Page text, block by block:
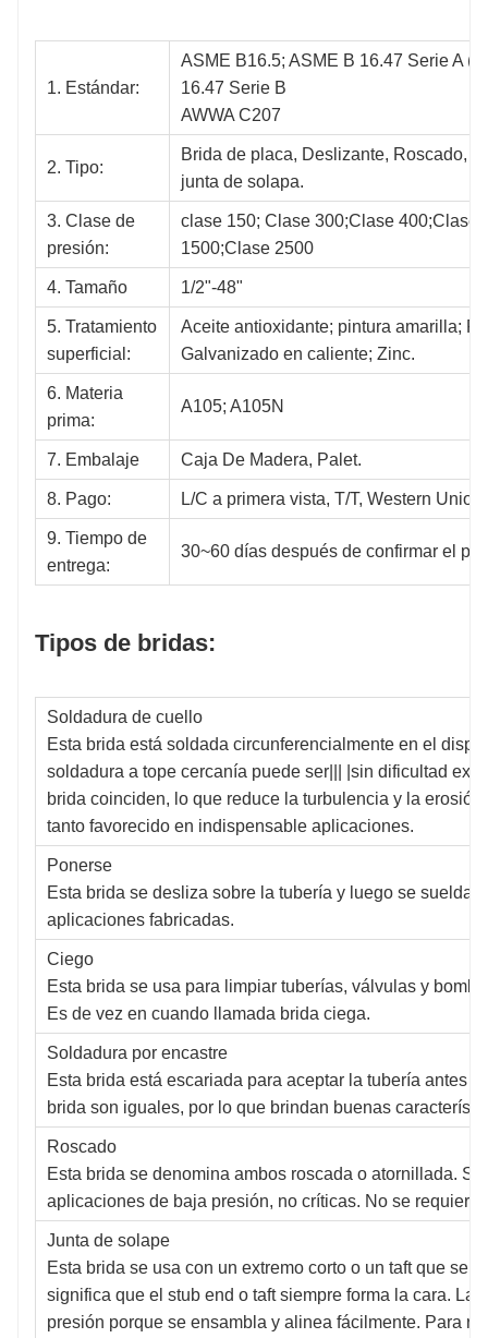
1. Estándar:
ASME B16.5; ASME B 16.47 Serie A
16.47 Serie B
AWWA C207
2. Tipo:
Brida de placa, Deslizante, Roscado,
junta de solapa.
3. Clase de
presión:
clase 150; Clase 300;Clase 400;Clase
1500;Clase 2500
4. Tamaño 1/2"-48"
5. Tratamiento
superficial:
Aceite antioxidante; pintura amarilla;
Galvanizado en caliente; Zinc.
6. Materia
prima:
A105; A105N
7. Embalaje Caja De Madera, Palet.
8. Pago: L/C a primera vista, T/T, Western
9. Tiempo de
entrega:
30~60 días después de confirmar el
Tipos de bridas:
Soldadura de cuello
Esta brida está soldada circunferencialmente en el
soldadura a tope cercanía puede ser||| |sin dificultad
brida coinciden, lo que reduce la turbulencia y la
tanto favorecido en indispensable aplicaciones.
Ponerse
Esta brida se desliza sobre la tubería y luego se suelda
aplicaciones fabricadas.
Ciego
Esta brida se usa para limpiar tuberías, válvulas y
Es de vez en cuando llamada brida ciega.
Soldadura por encastre
Esta brida está escariada para aceptar la tubería antes
brida son iguales, por lo que brindan buenas
Roscado
Esta brida se denomina ambos roscada o atornillada.
aplicaciones de baja presión, no críticas. No se requiere
Junta de solape
Esta brida se usa con un extremo corto o un taft que se
significa que el stub end o taft siempre forma la cara.
presión porque se ensambla y alinea fácilmente. Para